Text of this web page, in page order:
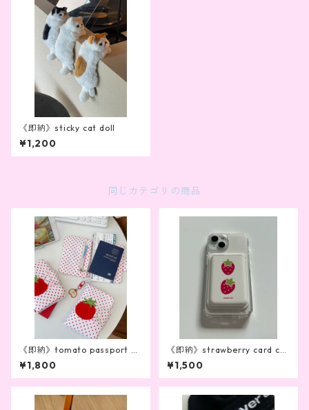
《即納》sticky cat doll
¥1,200
同じカテゴリの商品
《即納》tomato passport ca
se
¥1,800
《即納》strawberry card ca
se(white)
¥1,500